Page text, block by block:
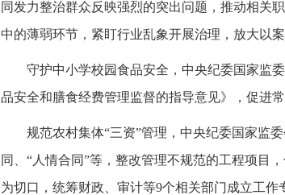
同发力整治群众反映强烈的突出问题，推动相关
中的薄弱环节，紧盯行业乱象开展治理，放大以
守护中小学校园食品安全，中央纪委国家监
品安全和膳食经费管理监督的指导意见》，促进常
规范农村集体“三资”管理，中央纪委国家监
同、“人情合同”等，整改管理不规范的工程项目
为切口，统筹财政、审计等9个相关部门成立工